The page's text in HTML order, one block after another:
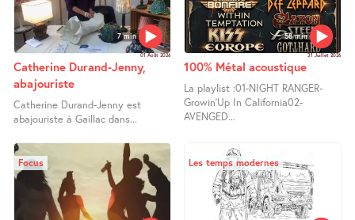
7 min
01 Août 2026
Catherine Durand-Jenny,
abajouriste
Catherine Durand-Jenny est
abajouriste à Gaillac dans...
58 min
31 Juillet 2026
100% Métal acoustique
La playlist :01-NIGHT RANGER-
Growin’Up In California02-
AVENGED...
Focus Les temps modernes